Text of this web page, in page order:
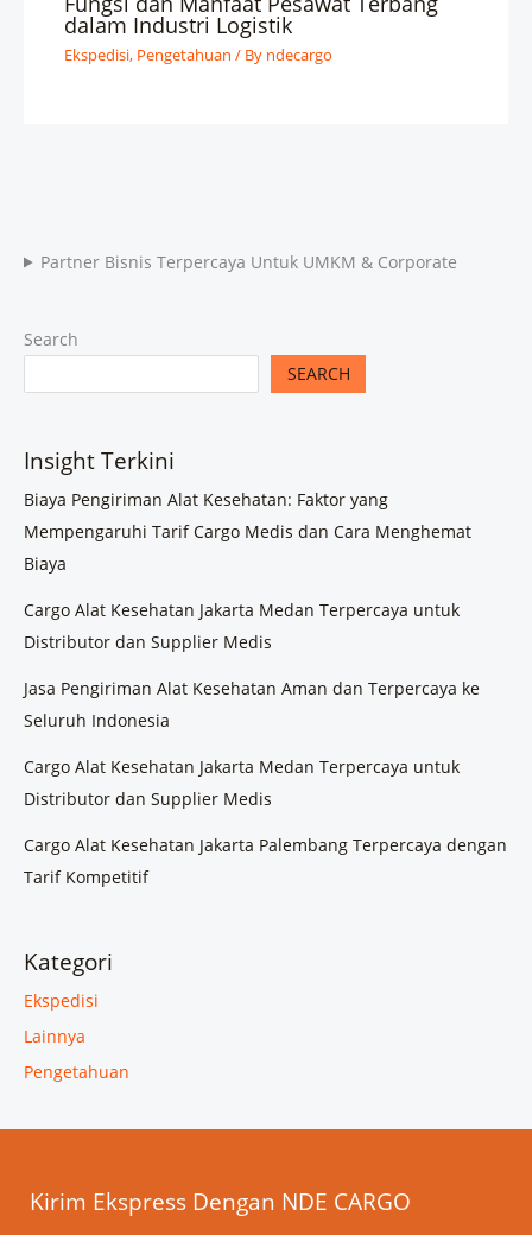
dalam Industri Logistik
Ekspedisi, Pengetahuan / By ndecargo
Partner Bisnis Terpercaya Untuk UMKM & Corporate
Search
SEARCH
Insight Terkini
Biaya Pengiriman Alat Kesehatan: Faktor yang
Mempengaruhi Tarif Cargo Medis dan Cara Menghemat
Biaya
Cargo Alat Kesehatan Jakarta Medan Terpercaya untuk
Distributor dan Supplier Medis
Jasa Pengiriman Alat Kesehatan Aman dan Terpercaya ke
Seluruh Indonesia
Cargo Alat Kesehatan Jakarta Medan Terpercaya untuk
Distributor dan Supplier Medis
Cargo Alat Kesehatan Jakarta Palembang Terpercaya dengan
Tarif Kompetitif
Kategori
Ekspedisi
Lainnya
Pengetahuan
Kirim Ekspress Dengan NDE CARGO